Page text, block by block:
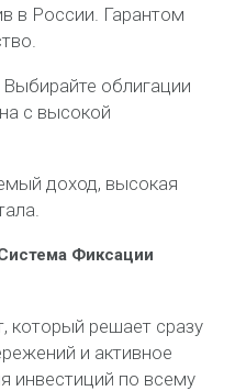
в России. Гарантом
облигации
с высокой
доход, высокая
Фиксации
который решает сразу
и активное
инвестиций по всему